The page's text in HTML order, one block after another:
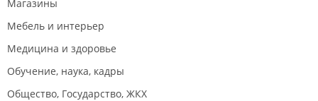
Магазины
Мебель и интерьер
Медицина и здоровье
Обучение, наука, кадры
Общество, Государство, ЖКХ